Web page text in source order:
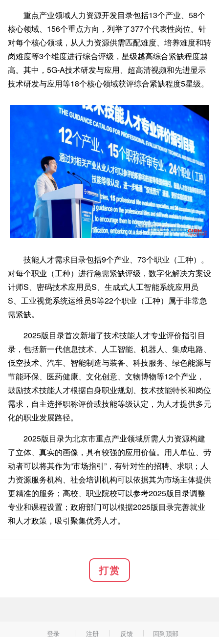
重点产业领域人力资源开发目录包括13个产业、58个
核心领域、156个重点方向，列举了377个代表性岗位。针
对每个核心领域，从人力资源供需匹配难度、培养难度和转
岗难度等3个维度进行综合评级，星级越高综合紧缺程度越
高。其中，5G-A技术研发与应用、超高清视频和先进显示
技术研发与应用等18个核心领域获评综合紧缺程度5星级。
技能人才需求目录包括9个产业、73个职业（工种）。
对每个职业（工种）进行急需紧缺评级，数字化解决方案设
计师S、密码技术应用员S、生成式人工智能系统应用员
S、工业视觉系统运维员S等22个职业（工种）属于非常急
需紧缺。
2025版目录首次新增了技术技能人才专业评价指引目
录，包括新一代信息技术、人工智能、机器人、集成电路、
低空技术、汽车、智能制造与装备、科技服务、绿色能源与
节能环保、医药健康、文化创意、文物博物等12个产业，
鼓励技术技能人才根据自身职业规划、技术技能特长和岗位
需求，自主选择职称评价或技能等级认定，为人才提供多元
化的职业发展路径。
2025版目录为北京市重点产业领域所需人力资源构建
了立体、真实的画像，具有较强的应用价值。用人单位、劳
动者可以将其作为“市场指引”，有针对性的招聘、求职；人
力资源服务机构、社会培训机构可以依据其为市场主体提供
更精准的服务；高校、职业院校可以参考2025版目录调整
专业和课程设置；政府部门可以根据2025版目录完善就业
和人才政策，吸引聚集优秀人才。
打赏
登录 注册 反馈 回到顶部